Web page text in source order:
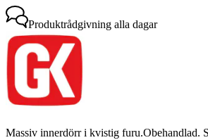
Produktrådgivning alla dagar
Massiv innerdörr i kvistig furu.Obehandlad.